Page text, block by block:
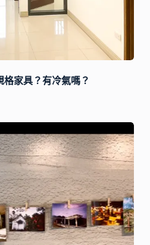
格家具？有冷氣嗎？